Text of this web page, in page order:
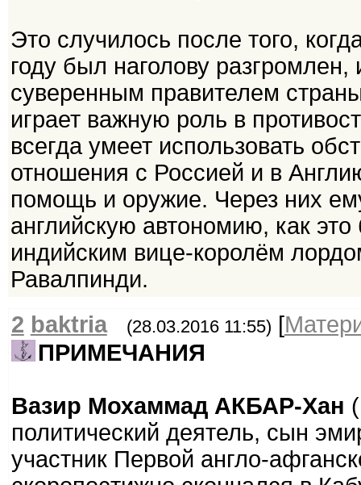
Это случилось после того,
году был наголову
суверенным правителем
играет важную роль в
всегда умеет использовать
отношения с Россией и в
помощь и оружие. Через них
английскую автономию, как
индийским вице-королём
Равалпинди.
2 baktria (28.03.2016 11:55) [
ПРИМЕЧАНИЯ
Вазир Мохаммад АКБАР-Хан
политический деятель, сын
участник Первой англо-